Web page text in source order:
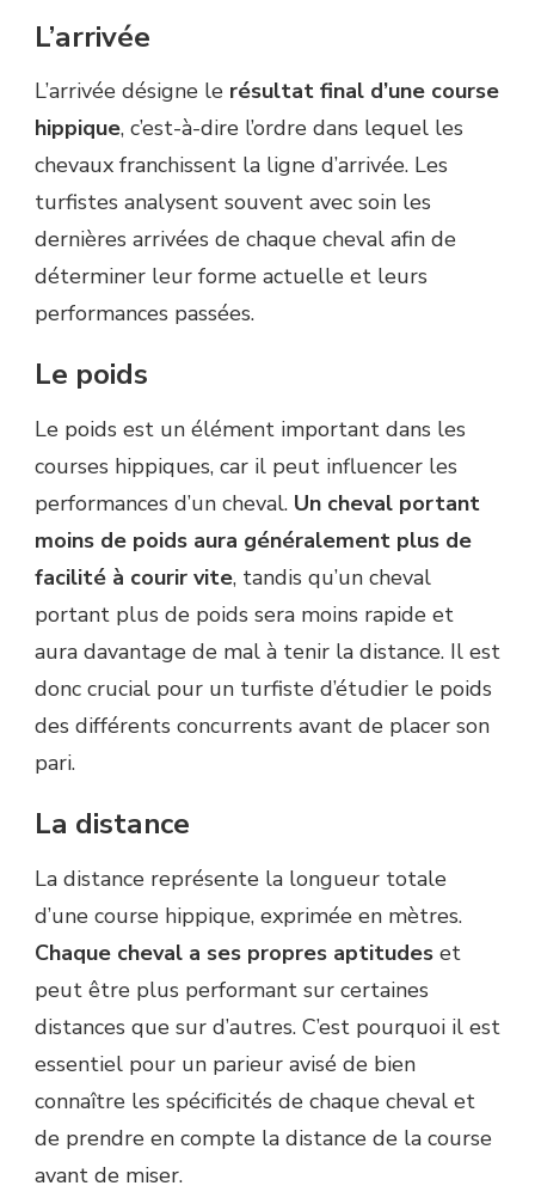
L’arrivée
L’arrivée désigne le résultat final d’une course
hippique, c’est-à-dire l’ordre dans lequel les
chevaux franchissent la ligne d’arrivée. Les
turfistes analysent souvent avec soin les
dernières arrivées de chaque cheval afin de
déterminer leur forme actuelle et leurs
performances passées.
Le poids
Le poids est un élément important dans les
courses hippiques, car il peut influencer les
performances d’un cheval. Un cheval portant
moins de poids aura généralement plus de
facilité à courir vite, tandis qu’un cheval
portant plus de poids sera moins rapide et
aura davantage de mal à tenir la distance. Il est
donc crucial pour un turfiste d’étudier le poids
des différents concurrents avant de placer son
pari.
La distance
La distance représente la longueur totale
d’une course hippique, exprimée en mètres.
Chaque cheval a ses propres aptitudes et
peut être plus performant sur certaines
distances que sur d’autres. C’est pourquoi il est
essentiel pour un parieur avisé de bien
connaître les spécificités de chaque cheval et
de prendre en compte la distance de la course
avant de miser.